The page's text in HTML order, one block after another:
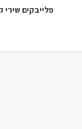
פלייבקים שירי